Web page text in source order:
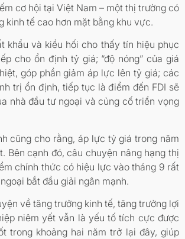
cơ hội tại Việt Nam – một thị trường có
kinh tế cao hơn mặt bằng khu vực.
khẩu và kiều hối cho thấy tín hiệu phục
cho ổn định tỷ giá; “độ nóng” của giá
góp phần giảm áp lực lên tỷ giá; các
trị ổn định, tiếp tục là điểm đến FDI sẽ
nhà đầu tư ngoại và củng cố triển vọng
cũng cho rằng, áp lực tỷ giá trong năm
Bên cạnh đó, câu chuyện nâng hạng thị
chính thức có hiệu lực vào tháng 9 rất
bắt đầu giải ngân mạnh.
về tăng trưởng kinh tế, tăng trưởng lợi
niêm yết vẫn là yếu tố tích cực được
trong khoảng hai năm trở lại đây, giúp